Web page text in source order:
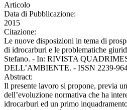
Articolo
Data di Pubblicazione:
2015
Citazione:
Le nuove disposizioni in tema di
di idrocarburi e le problematiche
Stefano. - In: RIVISTA
DELL’AMBIENTE. - ISSN 2239-
Abstract:
Il presente lavoro si propone, previa
dell’evoluzione normativa che ha
idrocarburi ed un primo